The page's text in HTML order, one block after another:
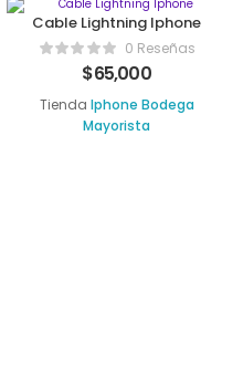
Cable Lightning Iphone
0 Reseñas
$65,000
Tienda Iphone Bodega
Mayorista